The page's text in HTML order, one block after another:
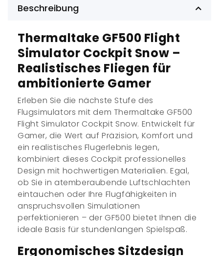
Beschreibung
Thermaltake GF500 Flight
Simulator Cockpit Snow –
Realistisches Fliegen für
ambitionierte Gamer
Erleben Sie die nächste Stufe des
Flugsimulators mit dem Thermaltake GF500
Flight Simulator Cockpit Snow. Entwickelt für
Gamer, die Wert auf Präzision, Komfort und
ein realistisches Flugerlebnis legen,
kombiniert dieses Cockpit professionelles
Design mit hochwertigen Materialien. Egal,
ob Sie in atemberaubende Luftschlachten
eintauchen oder Ihre Flugfähigkeiten in
anspruchsvollen Simulationen
perfektionieren – der GF500 bietet Ihnen die
ideale Basis für stundenlangen Spielspaß.
Ergonomisches Sitzdesign